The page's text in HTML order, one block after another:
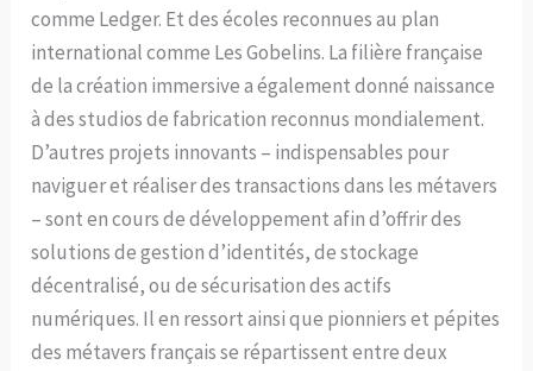
comme Ledger. Et des écoles reconnues au plan
international comme Les Gobelins. La filière française
de la création immersive a également donné naissance
à des studios de fabrication reconnus mondialement.
D’autres projets innovants – indispensables pour
naviguer et réaliser des transactions dans les métavers
– sont en cours de développement afin d’offrir des
solutions de gestion d’identités, de stockage
décentralisé, ou de sécurisation des actifs
numériques. Il en ressort ainsi que pionniers et pépites
des métavers français se répartissent entre deux